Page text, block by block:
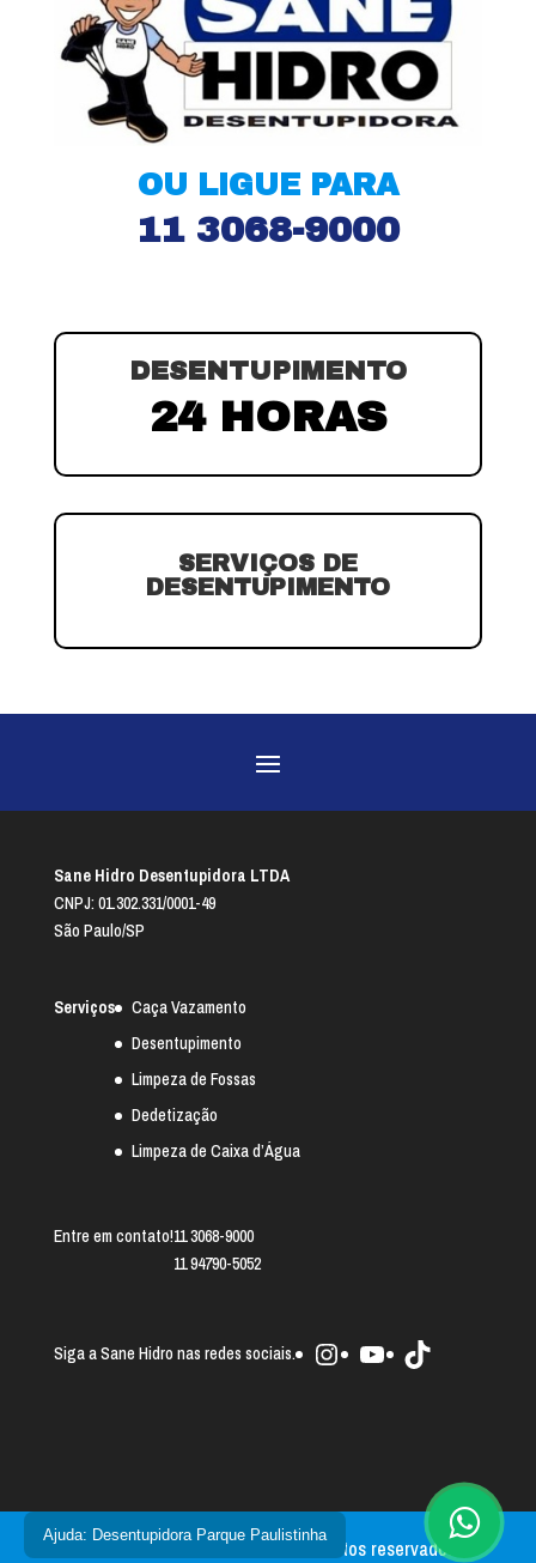
Ajuda: Desentupidora Parque Paulistinha
OU LIGUE PARA
11 3068-9000
DESENTUPIMENTO
24 HORAS
SERVIÇOS DE
DESENTUPIMENTO
Sane Hidro Desentupidora LTDA
CNPJ: 01.302.331/0001-49
São Paulo/SP
Serviços
Caça Vazamento
Desentupimento
Limpeza de Fossas
Dedetização
Limpeza de Caixa d’Água
Entre em contato!11 3068-9000
11 94790-5052
Siga a Sane Hidro nas redes sociais. Instagram
YoutubeTikTok
Sane Hidro 2025 © - Todos os direitos reservados.